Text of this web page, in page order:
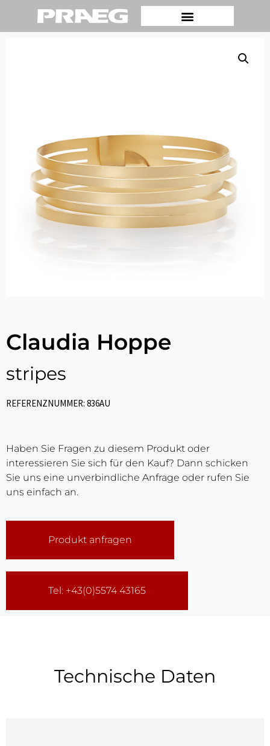
Claudia Hoppe
stripes
REFERENZNUMMER: 836AU
Haben Sie Fragen zu diesem Produkt oder
interessieren Sie sich für den Kauf? Dann schicken
Sie uns eine unverbindliche Anfrage oder rufen Sie
uns einfach an.
Produkt anfragen
Tel: +43(0)5574 43165
Technische Daten